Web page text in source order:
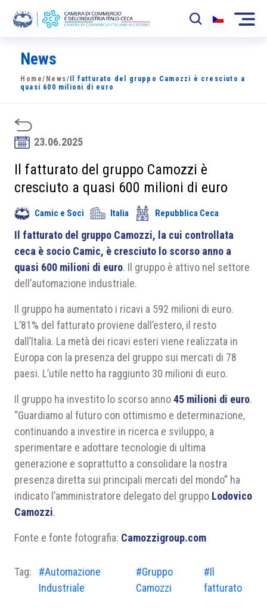
La Camera
News
Sviluppo Mercato
Soci
Partner
Progetti
Area riservata
News
Home/ News/ Il fatturato del gruppo Camozzi è cresciuto a
quasi 600 milioni di euro
23.06.2025
Il fatturato del gruppo Camozzi è
cresciuto a quasi 600 milioni di euro
Camic e Soci Italia Repubblica Ceca
Il fatturato del gruppo Camozzi, la cui controllata
ceca è socio Camic, è cresciuto lo scorso anno a
quasi 600 milioni di euro. Il gruppo è attivo nel settore
dell’automazione industriale.
Il gruppo ha aumentato i ricavi a 592 milioni di euro.
L’81% del fatturato proviene dall’estero, il resto
dall’Italia. La metà dei ricavi esteri viene realizzata in
Europa con la presenza del gruppo sui mercati di 78
paesi. L’utile netto ha raggiunto 30 milioni di euro.
Il gruppo ha investito lo scorso anno45 milioni di euro.
“Guardiamo al futuro con ottimismo e determinazione,
continuando a investire in ricerca e sviluppo, a
sperimentare e adottare tecnologie di ultima
generazione e soprattutto a consolidare la nostra
presenza diretta sui principali mercati del mondo” ha
indicato l’amministratore delegato del gruppo Lodovico
Camozzi.
Fonte e fonte fotografia: Camozzigroup.com
Tag:
#Automazione
Industriale
#Gruppo
Camozzi
#Il
fatturato